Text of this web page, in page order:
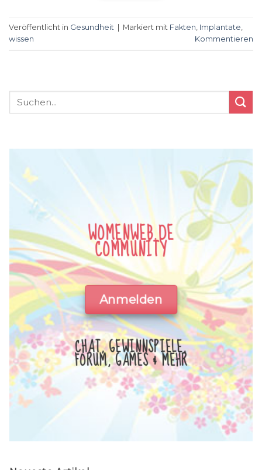
Veröffentlicht in Gesundheit Markiert mit Fakten Implantate
wissen
Kommentieren
WOMENWEB.DE
COMMUNITY
Anmelden
CHAT, GEWINNSPIELE,
FORUM, GAMES & MEHR